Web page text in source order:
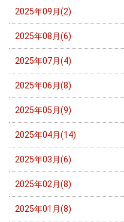
2025年09月(2)
2025年08月(6)
2025年07月(4)
2025年06月(8)
2025年05月(9)
2025年04月(14)
2025年03月(6)
2025年02月(8)
2025年01月(8)